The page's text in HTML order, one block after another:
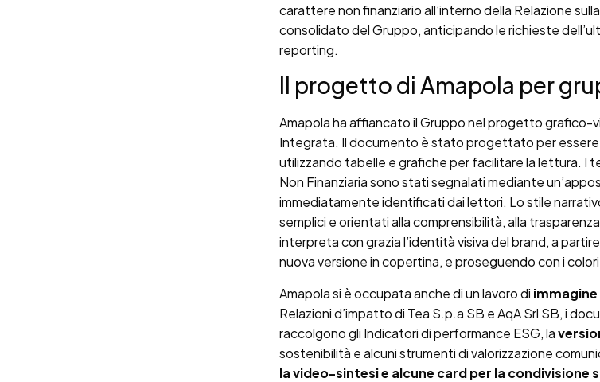
carattere non finanziario all’interno della Relazione
consolidato del Gruppo, anticipando le richieste
reporting.
Il progetto di Amapola per
Amapola ha affiancato il Gruppo nel progetto grafico-
Integrata. Il documento è stato progettato per essere
utilizzando tabelle e grafiche per facilitare la lettura. I
Non Finanziaria sono stati segnalati mediante
immediatamente identificati dai lettori. Lo stile
semplici e orientati alla comprensibilità, alla
interpreta con grazia l’identità visiva del brand, a
nuova versione in copertina, e proseguendo con i
Amapola si è occupata anche di un lavoro di
Relazioni d’impatto di Tea S.p.a SB e AqA Srl SB, i
raccolgono gli Indicatori di performance ESG, la
sostenibilità e alcuni strumenti di valorizzazione
la video-sintesi e alcune card per la condivisione